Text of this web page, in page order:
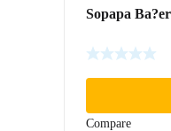
Sopapa
Compare